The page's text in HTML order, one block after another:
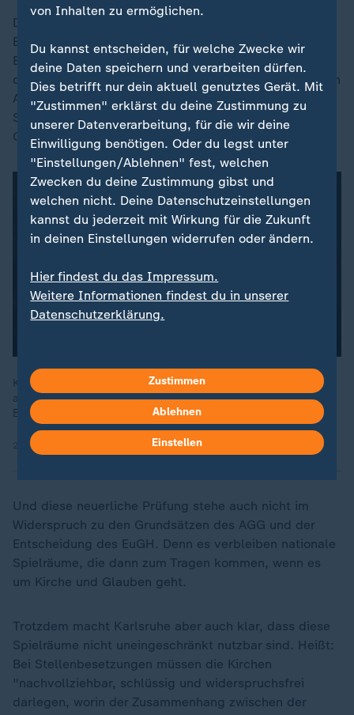
Die Diakonie legt Verfassungsbeschwerde ein, die
Erfolg hat. Im Oktober befindet das
Bundesverfassungsgericht (BVerfG) in Karlsruhe, dass
das BAG nicht ausreichend die Belange des kirchlichen
Arbeitgebers berücksichtigt habe. Entscheidend: Dem
Selbstverständnis der Kirchen komme ein großes
Gewicht zu, das das BAG umfassend zu prüfen habe.
Kirchliche Arbeitgeber dürfen Bewerber wegen ihrer Religion
ablehnen, hat das Bundesverfassungsgericht 2025 geurteilt.
Es stärkt somit das Selbstbestimmungsrecht der Kirchen.
23.10.2025 | 1:28 min
Und diese neuerliche Prüfung stehe auch nicht im
Widerspruch zu den Grundsätzen des AGG und der
Entscheidung des EuGH. Denn es verbleiben nationale
Spielräume, die dann zum Tragen kommen, wenn es
um Kirche und Glauben geht.
Trotzdem macht Karlsruhe aber auch klar, dass diese
Spielräume nicht uneingeschränkt nutzbar sind. Heißt:
Bei Stellenbesetzungen müssen die Kirchen
"nachvollziehbar, schlüssig und widerspruchsfrei
darlegen, worin der Zusammenhang zwischen der
von Inhalten zu ermöglichen.
Du kannst entscheiden, für welche Zwecke wir
deine Daten speichern und verarbeiten dürfen.
Dies betrifft nur dein aktuell genutztes Gerät. Mit
"Zustimmen" erklärst du deine Zustimmung zu
unserer Datenverarbeitung, für die wir deine
Einwilligung benötigen. Oder du legst unter
"Einstellungen/Ablehnen" fest, welchen
Zwecken du deine Zustimmung gibst und
welchen nicht. Deine Datenschutzeinstellungen
kannst du jederzeit mit Wirkung für die Zukunft
in deinen Einstellungen widerrufen oder ändern.
Hier findest du das Impressum.
Weitere Informationen findest du in unserer
Datenschutzerklärung.
Zustimmen
Ablehnen
Einstellen